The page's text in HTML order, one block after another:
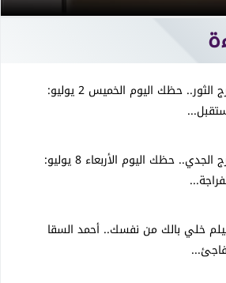
برج الثور.. حظك اليوم الخميس 2 يوليو:
برج الجدي.. حظك اليوم الأربعاء 8 يوليو:
خلي بالك من نفسك.. أحمد السقا